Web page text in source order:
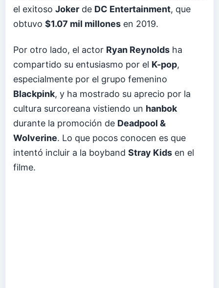
el exitoso Joker de DC Entertainment, que
obtuvo $1.07 mil millones en 2019.
Por otro lado, el actor Ryan Reynolds ha
compartido su entusiasmo por el K-pop,
especialmente por el grupo femenino
Blackpink, y ha mostrado su aprecio por la
cultura surcoreana vistiendo un hanbok
durante la promoción de Deadpool &
Wolverine. Lo que pocos conocen es que
intentó incluir a la boyband Stray Kids en el
filme.